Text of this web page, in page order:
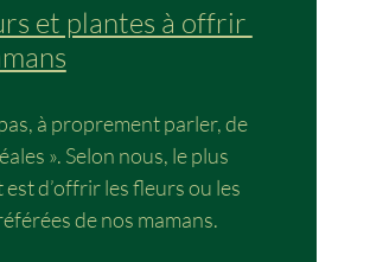
et plantes à offrir
pas, à proprement parler, de
». Selon nous, le plus
d’offrir les fleurs ou les
de nos mamans.